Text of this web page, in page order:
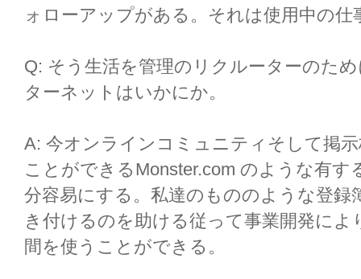
ォローアップがある。それは使用中の仕
Q: そう生活を管理のリクルーターのた
ターネットはいかにか。
A: 今オンラインコミュニティそして掲
ことができるMonster.com のような有
分容易にする。私達のもののような登
き付けるのを助ける従って事業開発に
間を使うことができる。